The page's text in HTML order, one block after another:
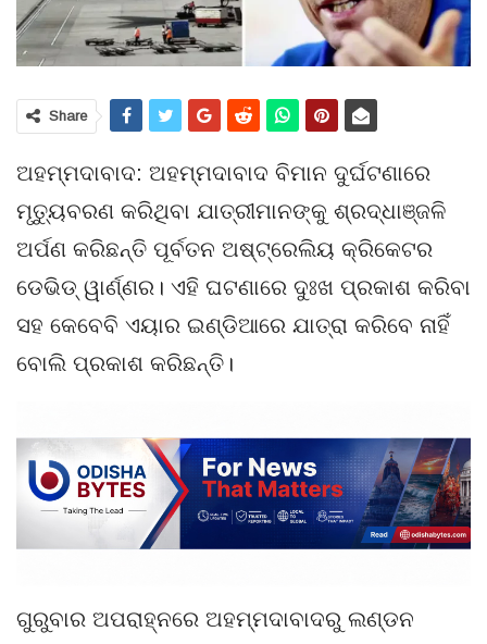
Share
ଅହମ୍ମଦାବାଦ: ଅହମ୍ମଦାବାଦ ବିମାନ ଦୁର୍ଘଟଣାରେ
ମୃତ୍ୟୁବରଣ କରିଥିବା ଯାତ୍ରୀମାନଙ୍କୁ ଶ୍ରଦ୍ଧାଞ୍ଜଳି
ଅର୍ପଣ କରିଛନ୍ତି ପୂର୍ବତନ ଅଷ୍ଟ୍ରେଲିୟ କ୍ରିକେଟର
ଡେଭିଡ୍ ୱାର୍ଣ୍ଣର। ଏହି ଘଟଣାରେ ଦୁଃଖ ପ୍ରକାଶ କରିବା
ସହ କେବେବି ଏୟାର ଇଣ୍ଡିଆରେ ଯାତ୍ରା କରିବେ ନାହିଁ
ବୋଲି ପ୍ରକାଶ କରିଛନ୍ତି।
ଗୁରୁବାର ଅପରାହ୍ନରେ ଅହମ୍ମଦାବାଦରୁ ଲଣ୍ଡନ